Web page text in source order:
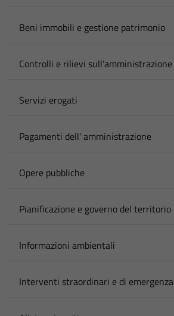
Beni immobili e gestione patrimonio
Controlli e rilievi sull'amministrazione
Servizi erogati
Pagamenti dell' amministrazione
Opere pubbliche
Pianificazione e governo del territorio
Informazioni ambientali
Interventi straordinari e di emergenza